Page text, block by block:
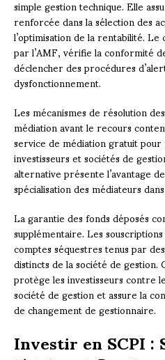
simple gestion technique. Elle
renforcée dans la sélection des
l’optimisation de la rentabilité.
par l’AMF, vérifie la conformité
déclencher des procédures
dysfonctionnement.
Les mécanismes de résolution
médiation avant le recours
service de médiation gratuit
investisseurs et sociétés de
alternative présente l’avantage
spécialisation des médiateurs
La garantie des fonds déposés
supplémentaire. Les
comptes séquestres tenus par
distincts de la société de
protège les investisseurs contre
société de gestion et assure la
de changement de gestionnaire.
Investir en SCPI